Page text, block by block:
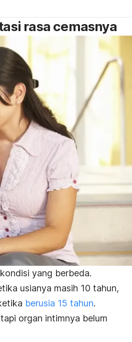
rasa cemasnya
yang berbeda.
usianya masih 10 tahun,
berusia 15 tahun.
organ intimnya belum